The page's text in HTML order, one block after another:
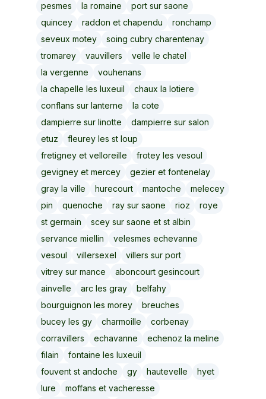
pesmes
la romaine
port sur saone
quincey
raddon et chapendu
ronchamp
seveux motey
soing cubry charentenay
tromarey
vauvillers
velle le chatel
la vergenne
vouhenans
la chapelle les luxeuil
chaux la lotiere
conflans sur lanterne
la cote
dampierre sur linotte
dampierre sur salon
etuz
fleurey les st loup
fretigney et velloreille
frotey les vesoul
gevigney et mercey
gezier et fontenelay
gray la ville
hurecourt mantoche
melecey
pin
quenoche ray sur saone rioz
roye
st germain
scey sur saone et st albin
servance miellin
velesmes echevanne
vesoul
villersexel
villers sur port
vitrey sur mance
aboncourt gesincourt
ainvelle
arc les gray
belfahy
bourguignon les morey
breuches
bucey les gy
charmoille
corbenay
corravillers
echavanne
echenoz la meline
filain
fontaine les luxeuil
fouvent st andoche
gy hautevelle
hyet
lure
moffans et vacheresse